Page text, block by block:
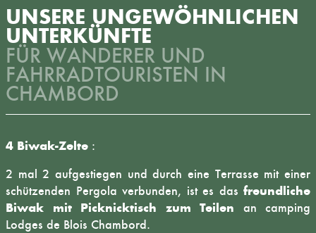
UNSERE UNGEWÖHNLICHEN
UNTERKÜNFTE
FÜR WANDERER UND
FAHRRADTOURISTEN IN
CHAMBORD
4 Biwak-Zelte :
2 mal 2 aufgestiegen und durch eine Terrasse mit einer
schützenden Pergola verbunden, ist es das freundliche
Biwak mit Picknicktisch zum Teilen an camping
Lodges de Blois Chambord.